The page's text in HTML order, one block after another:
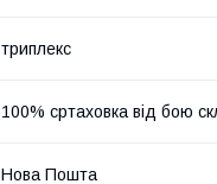
триплекс
100% сртаховка від бою
Нова Пошта